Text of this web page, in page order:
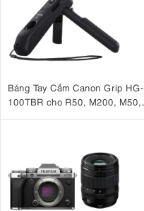
Báng Tay Cầm Canon Grip HG-
100TBR cho R50, M200, M50,